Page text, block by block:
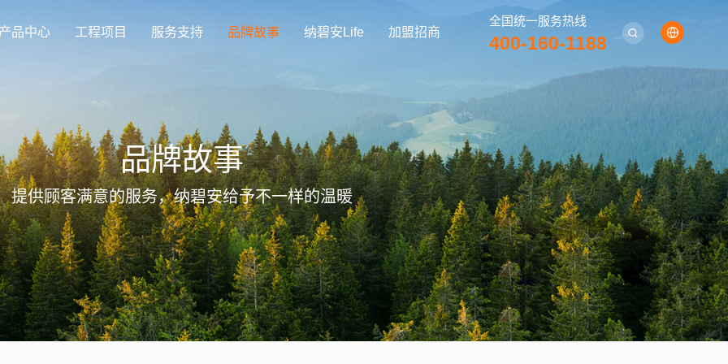
品中心 工程项目 服务支持 品牌故事 纳碧安Life 加盟招商
全国统一服务热线
400-160-1188
品牌故事
提供顾客满意的服务，纳碧安给予不一样的温暖